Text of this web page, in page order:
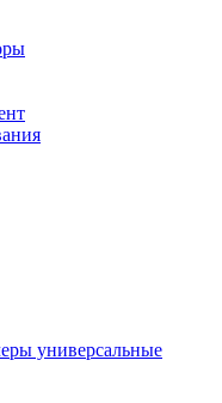
универсальные